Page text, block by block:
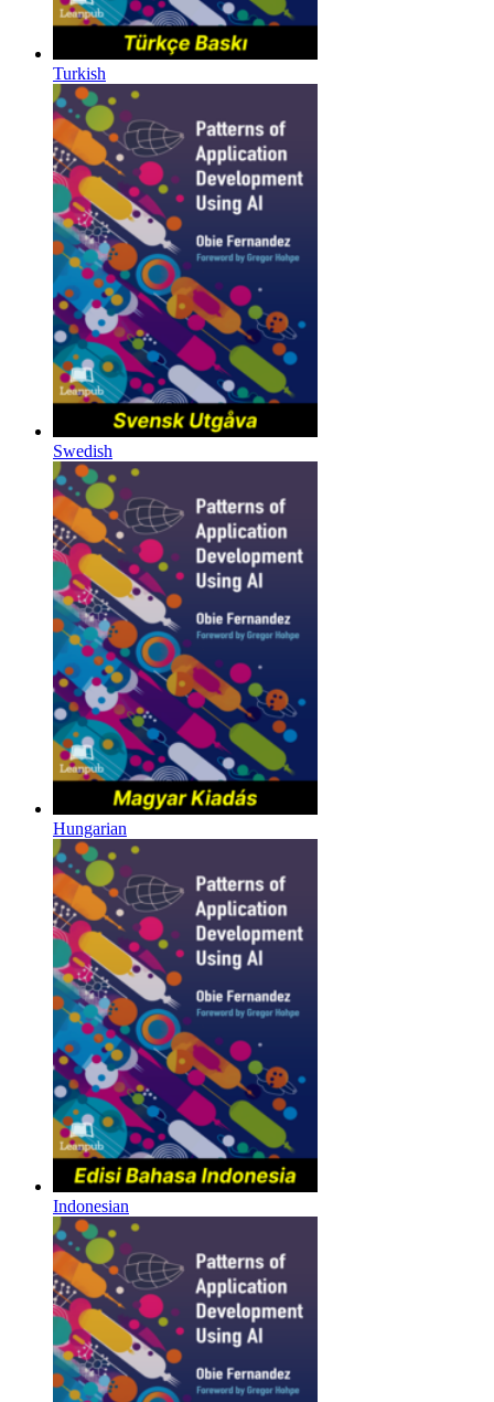
Turkish
Swedish
Hungarian
Indonesian